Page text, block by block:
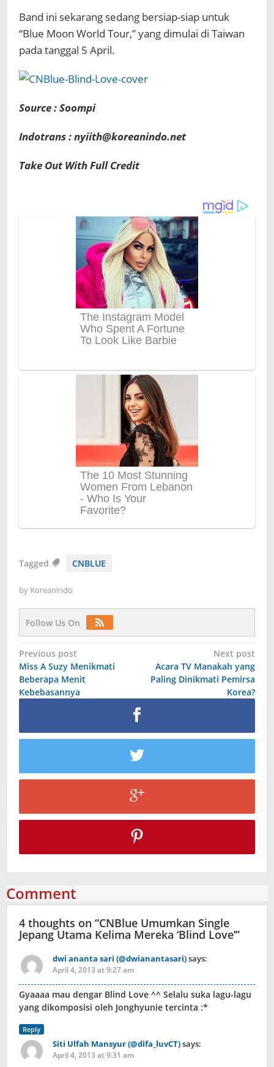
Band ini sekarang sedang bersiap-siap untuk
“Blue Moon World Tour,” yang dimulai di Taiwan
pada tanggal 5 April.
Source : Soompi
Indotrans : nyiith@koreanindo.net
Take Out With Full Credit
Tagged CNBLUE
by Koreanindo
Follow Us On
Post
navigation
Previous post
Miss A Suzy Menikmati
Beberapa Menit
Kebebasannya
Next post
Acara TV Manakah yang
Paling Dinikmati Pemirsa
Korea?
Comment
4 thoughts on “CNBlue Umumkan Single
Jepang Utama Kelima Mereka ‘Blind Love’”
dwi ananta sari (@dwianantasari)says:
April 4, 2013 at 9:27 am
Gyaaaa mau dengar Blind Love ^^ Selalu suka lagu-lagu
yang dikomposisi oleh Jonghyunie tercinta :*
Reply
Siti Ulfah Mansyur (@difa_luvCT)says:
April 4, 2013 at 9:31 am